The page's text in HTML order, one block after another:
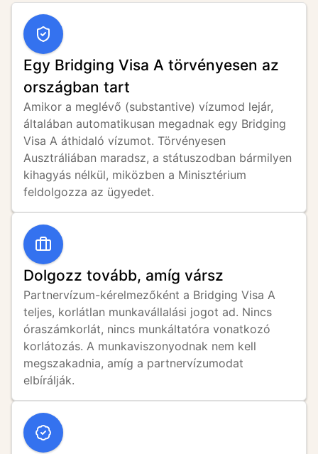
Egy Bridging Visa A törvényesen az
országban tart
Amikor a meglévő (substantive) vízumod lejár,
általában automatikusan megadnak egy Bridging
Visa A áthidaló vízumot. Törvényesen
Ausztráliában maradsz, a státuszodban bármilyen
kihagyás nélkül, miközben a Minisztérium
feldolgozza az ügyedet.
Dolgozz tovább, amíg vársz
Partnervízum-kérelmezőként a Bridging Visa A
teljes, korlátlan munkavállalási jogot ad. Nincs
óraszámkorlát, nincs munkáltatóra vonatkozó
korlátozás. A munkaviszonyodnak nem kell
megszakadnia, amíg a partnervízumodat
elbírálják.